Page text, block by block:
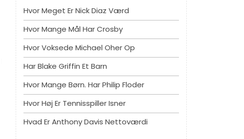
Hvor Meget Er Nick Diaz Værd
Hvor Mange Mål Har Crosby
Hvor Voksede Michael Oher Op
Har Blake Griffin Et Barn
Hvor Mange Børn. Har Philip Floder
Hvor Høj Er Tennisspiller Isner
Hvad Er Anthony Davis Nettoværdi